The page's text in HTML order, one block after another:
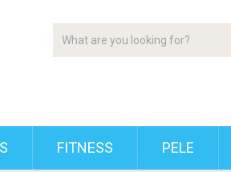
FITNESS PELE